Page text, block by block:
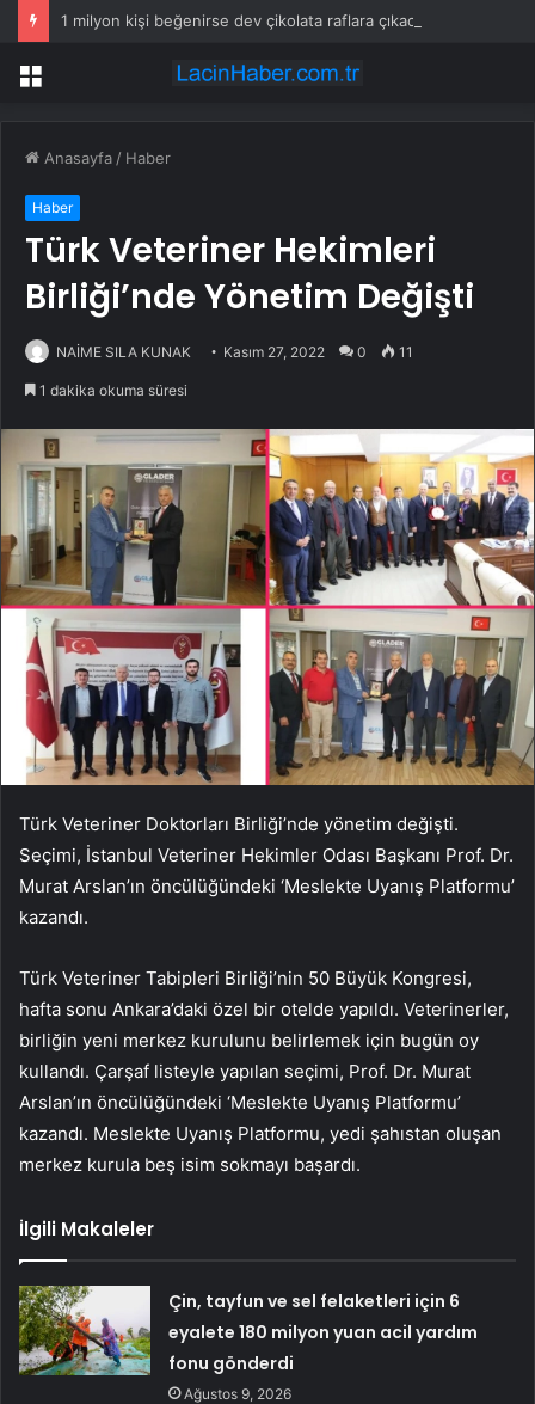
1 milyon kişi beğenirse dev çikolata raflara çıkacak
Menü
Anasayfa / Haber
Haber
Türk Veteriner Hekimleri
Birliği’nde Yönetim Değişti
NAİME SILA KUNAK Kasım 27, 2022 0 11
1 dakika okuma süresi
Türk Veteriner Doktorları Birliği’nde yönetim değişti.
Seçimi, İstanbul Veteriner Hekimler Odası Başkanı Prof. Dr.
Murat Arslan’ın öncülüğündeki ‘Meslekte Uyanış Platformu’
kazandı.
Türk Veteriner Tabipleri Birliği’nin 50 Büyük Kongresi,
hafta sonu Ankara’daki özel bir otelde yapıldı. Veterinerler,
birliğin yeni merkez kurulunu belirlemek için bugün oy
kullandı. Çarşaf listeyle yapılan seçimi, Prof. Dr. Murat
Arslan’ın öncülüğündeki ‘Meslekte Uyanış Platformu’
kazandı. Meslekte Uyanış Platformu, yedi şahıstan oluşan
merkez kurula beş isim sokmayı başardı.
İlgili Makaleler
Çin, tayfun ve sel felaketleri için 6
eyalete 180 milyon yuan acil yardım
fonu gönderdi
Ağustos 9, 2026